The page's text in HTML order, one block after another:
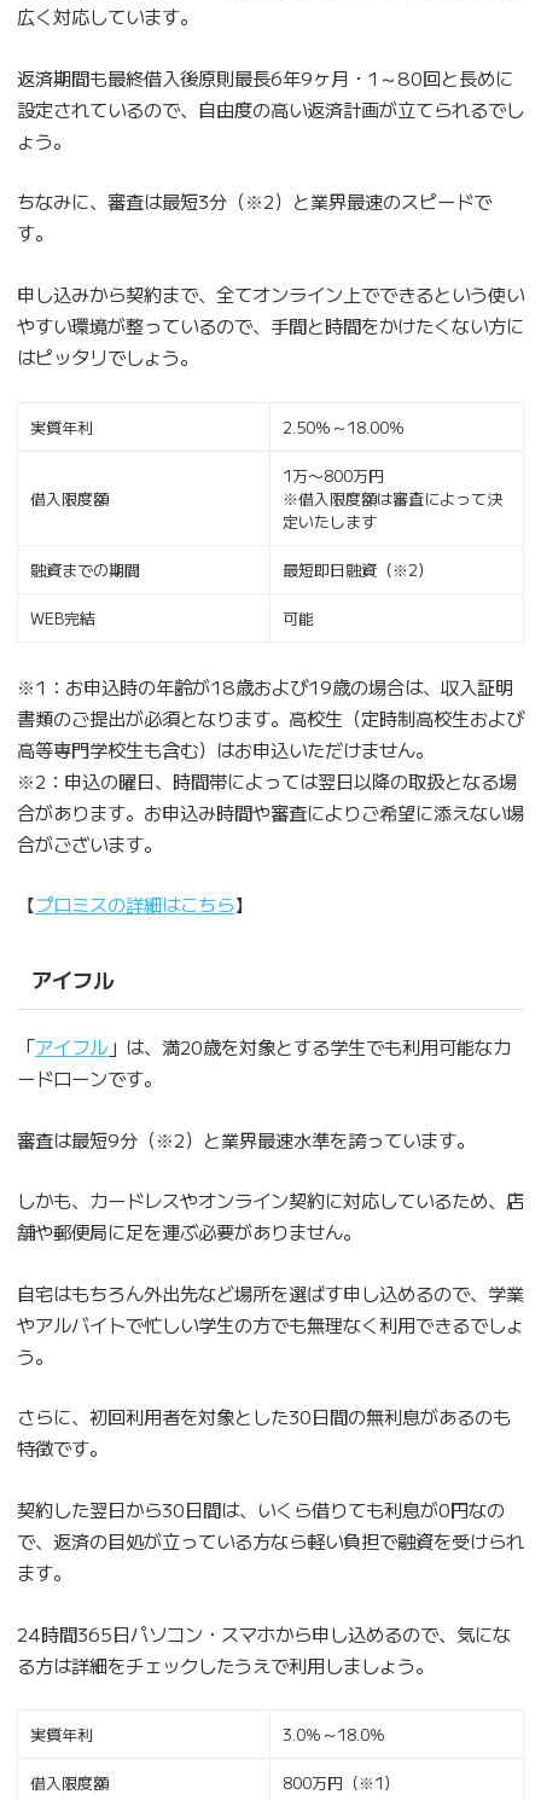
広く対応しています。
返済期間も最終借入後原則最長6年9ヶ月・1～80回と長めに
設定されているので、自由度の高い返済計画が立てられるでし
ょう。
ちなみに、審査は最短3分（※2）と業界最速のスピードで
す。
申し込みから契約まで、全てオンライン上でできるという使い
やすい環境が整っているので、手間と時間をかけたくない方に
はピッタリでしょう。
実質年利 2.50％～18.00％
借入限度額
1万〜800万円
※借入限度額は審査によって決
定いたします
融資までの期間 最短即日融資（※2）
WEB完結 可能
※1：お申込時の年齢が18歳および19歳の場合は、収入証明
書類のご提出が必須となります。高校生（定時制高校生および
高等専門学校生も含む）はお申込いただけません。
※2：申込の曜日、時間帯によっては翌日以降の取扱となる場
合があります。お申込み時間や審査によりご希望に添えない場
合がございます。
【プロミスの詳細はこちら】
アイフル
「アイフル」は、満20歳を対象とする学生でも利用可能なカ
ードローンです。
審査は最短9分（※2）と業界最速水準を誇っています。
しかも、カードレスやオンライン契約に対応しているため、店
舗や郵便局に足を運ぶ必要がありません。
自宅はもちろん外出先など場所を選ばす申し込めるので、学業
やアルバイトで忙しい学生の方でも無理なく利用できるでしょ
う。
さらに、初回利用者を対象とした30日間の無利息があるのも
特徴です。
契約した翌日から30日間は、いくら借りても利息が0円なの
で、返済の目処が立っている方なら軽い負担で融資を受けられ
ます。
24時間365日パソコン・スマホから申し込めるので、気にな
る方は詳細をチェックしたうえで利用しましょう。
実質年利 3.0％～18.0％
借入限度額 800万円（※1）